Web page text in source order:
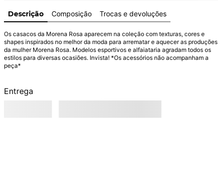
Descrição Composição Trocas e devoluções
Os casacos da Morena Rosa aparecem na coleção com texturas, cores e
shapes inspirados no melhor da moda para arrematar e aquecer as produções
da mulher Morena Rosa. Modelos esportivos e alfaiataria agradam todos os
estilos para diversas ocasiões. Invista! *Os acessórios não acompanham a
peça*
Entrega